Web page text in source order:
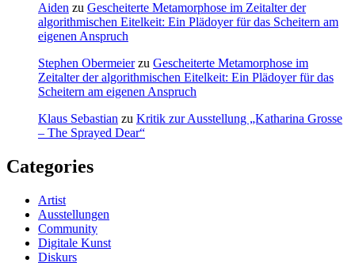
Aiden zu Gescheiterte Metamorphose im Zeitalter der
algorithmischen Eitelkeit: Ein Plädoyer für das Scheitern am
eigenen Anspruch
Stephen Obermeierzu Gescheiterte Metamorphose im
Zeitalter der algorithmischen Eitelkeit: Ein Plädoyer für das
Scheitern am eigenen Anspruch
Klaus Sebastian zu Kritik zur Ausstellung „Katharina Grosse
– The Sprayed Dear“
Categories
Artist
Ausstellungen
Community
Digitale Kunst
Diskurs